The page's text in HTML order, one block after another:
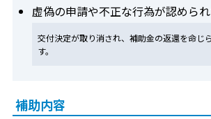
虚偽の申請や不正な行為が認められ
交付決定が取り消され、補助金の返還を命じ
す。
補助内容